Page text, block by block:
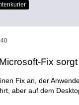
Fix
Fix an, der
aber auf dem